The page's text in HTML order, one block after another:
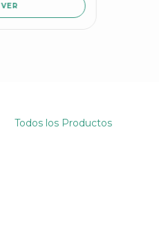
VER
Todos los Productos